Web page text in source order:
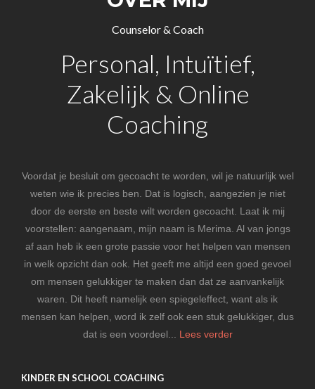
Counselor & Coach
Personal, Intuïtief,
Zakelijk & Online
Coaching
Voordat je besluit om gecoacht te worden, wil je natuurlijk wel
weten wie ik precies ben. Dat is logisch, aangezien je niet
door de eerste en beste wilt worden gecoacht. Laat ik mij
voorstellen: aangenaam, mijn naam is Merima. Al van jongs
af aan heb ik een grote passie voor het helpen van mensen
in welk opzicht dan ook. Het geeft me altijd een goed gevoel
om mensen gelukkiger te maken dan dat ze aanvankelijk
waren. Dit heeft namelijk een spiegeleffect, want als ik
mensen kan helpen, word ik zelf ook een stuk gelukkiger, dus
dat is een voordeel... Lees verder
KINDER EN SCHOOL COACHING